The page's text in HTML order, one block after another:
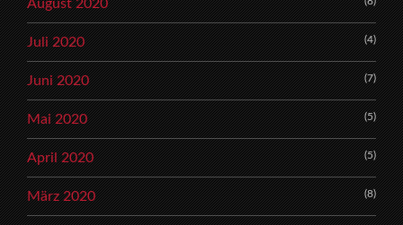
August 2020
Juli 2020 (4)
Juni 2020 (7)
Mai 2020 (5)
April 2020 (5)
März 2020 (8)